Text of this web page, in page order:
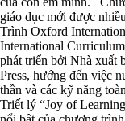
giáo dục mới được
Trình Oxford
International
phát triển bởi Nhà
Press, hướng đến việc
thần và các kỹ năng
Triết lý “Joy of